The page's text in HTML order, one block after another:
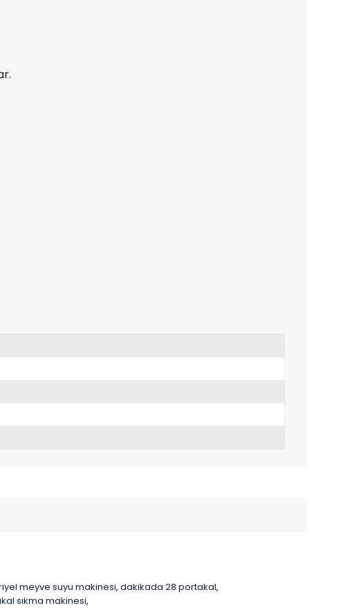
meyve suyu makinesi, dakikada 28 portakal,
sıkma makinesi,